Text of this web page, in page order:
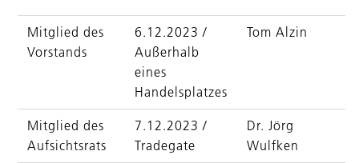
Mitglied des
Vorstands
6.12.2023 /
Außerhalb
eines
Handelsplatzes
Tom Alzin
Mitglied des
Aufsichtsrats
7.12.2023 /
Tradegate
Dr. Jörg
Wulfken